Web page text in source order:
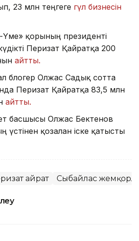
23 млн теңгеге гүл бизнесін
қорының президенті
Перизат Қайратқа 200
айтты.
блогер Олжас Садық сотта
Перизат Қайратқа 83,5 млн
айтты.
басшысы Олжас Бектенов
қозғалған іске қатысты
Қайрат Сыбайлас